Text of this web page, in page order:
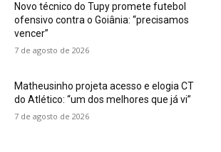
Novo técnico do Tupy promete futebol
ofensivo contra o Goiânia: “precisamos
vencer”
7 de agosto de 2026
Matheusinho projeta acesso e elogia CT
do Atlético: “um dos melhores que já vi”
7 de agosto de 2026